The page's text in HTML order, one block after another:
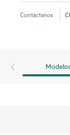
Contáctanos